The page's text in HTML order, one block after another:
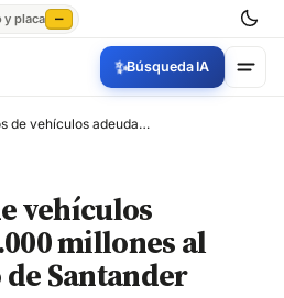
y placa —
✨Búsqueda IA
Propietarios de vehículos adeudan $735.000 millones al departamento de Santander
vehículos
millones al
Santander